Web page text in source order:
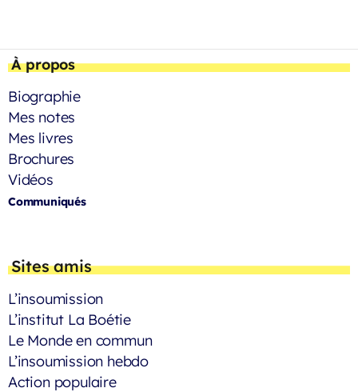
À propos
Biographie
Mes notes
Mes livres
Brochures
Vidéos
Communiqués
Sites amis
L’insoumission
L’institut La Boétie
Le Monde en commun
L’insoumission hebdo
Action populaire